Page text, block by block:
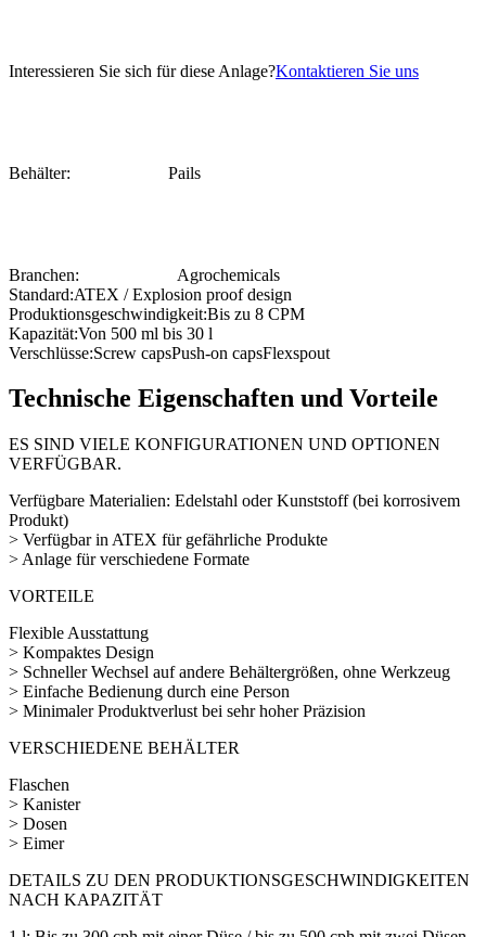
Interessieren Sie sich für diese Anlage?Kontaktieren Sie uns
Behälter: Pails
Branchen:
Agrochemicals
Standard:ATEX / Explosion proof design
Produktionsgeschwindigkeit:Bis zu 8 CPM
Kapazität:Von 500 ml bis 30 l
Verschlüsse:Screw capsPush-on capsFlexspout
Technische Eigenschaften und Vorteile
ES SIND VIELE KONFIGURATIONEN UND OPTIONEN
VERFÜGBAR.
Verfügbare Materialien: Edelstahl oder Kunststoff (bei korrosivem
Produkt)
> Verfügbar in ATEX für gefährliche Produkte
> Anlage für verschiedene Formate
VORTEILE
Flexible Ausstattung
> Kompaktes Design
> Schneller Wechsel auf andere Behältergrößen, ohne Werkzeug
> Einfache Bedienung durch eine Person
> Minimaler Produktverlust bei sehr hoher Präzision
VERSCHIEDENE BEHÄLTER
Flaschen
> Kanister
> Dosen
> Eimer
DETAILS ZU DEN PRODUKTIONSGESCHWINDIGKEITEN
NACH KAPAZITÄT